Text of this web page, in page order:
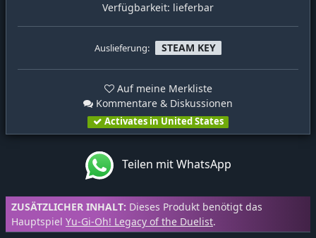
Verfügbarkeit: lieferbar
Auslieferung: STEAM KEY
Auf meine Merkliste
Kommentare & Diskussionen
Activates in United States
Teilen mit WhatsApp
ZUSÄTZLICHER INHALT: Dieses Produkt benötigt das
Hauptspiel Yu-Gi-Oh! Legacy of the Duelist.